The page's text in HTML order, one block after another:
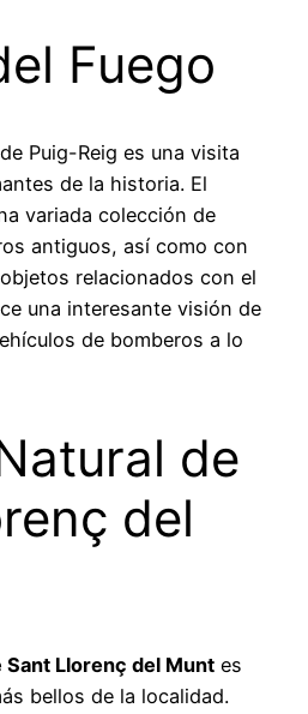
Fuego
de Puig-Reig es una visita
de la historia. El
variada colección de
antiguos, así como con
relacionados con el
una interesante visión de
de bomberos a lo
de
del
Sant Llorenç del Munt es
bellos de la localidad.